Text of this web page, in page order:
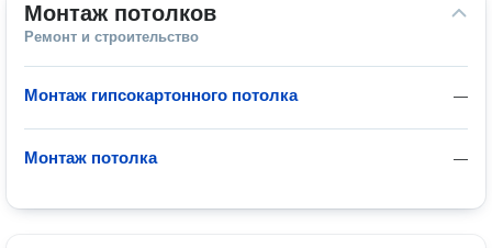
Монтаж потолков
Ремонт и строительство
—
Монтаж гипсокартонного потолка
—
Монтаж потолка